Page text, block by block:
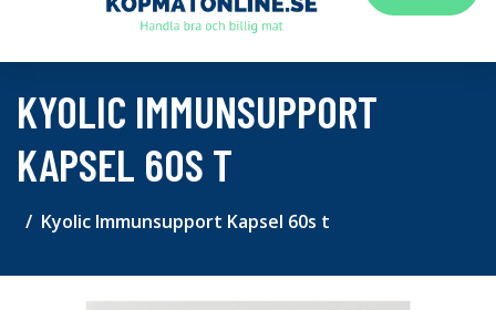
KYOLIC IMMUNSUPPORT
KAPSEL 60S T
Kyolic Immunsupport Kapsel 60s t